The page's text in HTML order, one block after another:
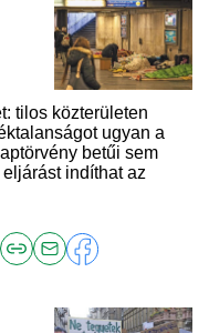
tilos közterületen
ugyan a
betűi sem
indíthat az